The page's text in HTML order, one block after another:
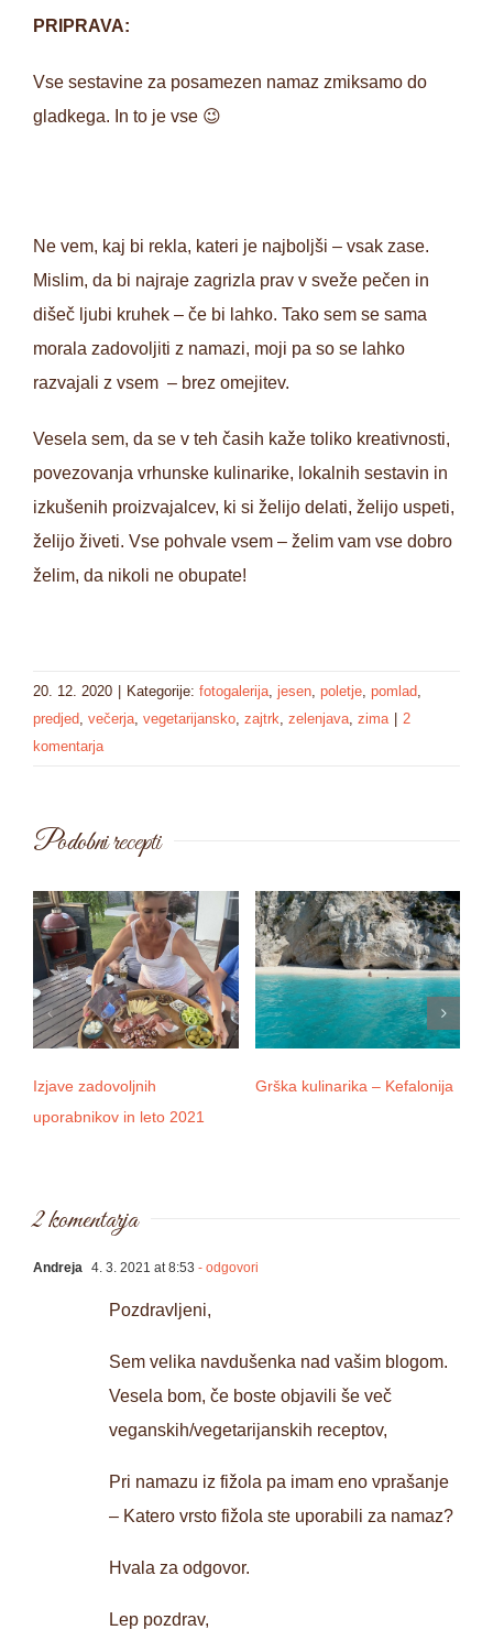
PRIPRAVA:
Vse sestavine za posamezen namaz zmiksamo do
gladkega. In to je vse 😉
Ne vem, kaj bi rekla, kateri je najboljši – vsak zase.
Mislim, da bi najraje zagrizla prav v sveže pečen in
dišeč ljubi kruhek – če bi lahko. Tako sem se sama
morala zadovoljiti z namazi, moji pa so se lahko
razvajali z vsem – brez omejitev.
Vesela sem, da se v teh časih kaže toliko kreativnosti,
povezovanja vrhunske kulinarike, lokalnih sestavin in
izkušenih proizvajalcev, ki si želijo delati, želijo uspeti,
želijo živeti. Vse pohvale vsem – želim vam vse dobro
želim, da nikoli ne obupate!
20. 12. 2020 | Kategorije: fotogalerija jesen poletje pomlad
predjed večerja vegetarijansko zajtrk zelenjava zima | 2
komentarja
Podobni recepti
Izjave zadovoljnih
uporabnikov in leto 2021
Grška kulinarika – Kefalonija
2 komentarja
Andreja 4. 3. 2021 at 8:53 - odgovori
Pozdravljeni,
Sem velika navdušenka nad vašim blogom.
Vesela bom, če boste objavili še več
veganskih/vegetarijanskih receptov,
Pri namazu iz fižola pa imam eno vprašanje
– Katero vrsto fižola ste uporabili za namaz?
Hvala za odgovor.
Lep pozdrav,